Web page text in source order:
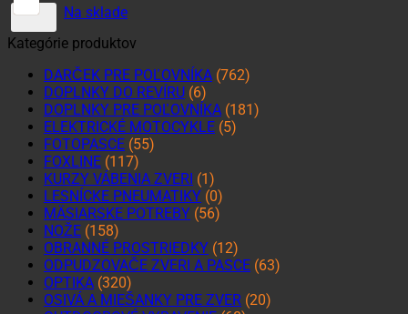
Na sklade
Kategórie produktov
DARČEK PRE POĽOVNÍKA (762)
DOPLNKY DO REVÍRU (6)
DOPLNKY PRE POĽOVNÍKA (181)
ELEKTRICKÉ MOTOCYKLE (5)
FOTOPASCE (55)
FOXLINE (117)
KURZY VÁBENIA ZVERI (1)
LESNÍCKE PNEUMATIKY (0)
MÄSIARSKE POTREBY (56)
NOŽE (158)
OBRANNÉ PROSTRIEDKY (12)
ODPUDZOVAČE ZVERI A PASCE (63)
OPTIKA (320)
OSIVÁ A MIEŠANKY PRE ZVER (20)